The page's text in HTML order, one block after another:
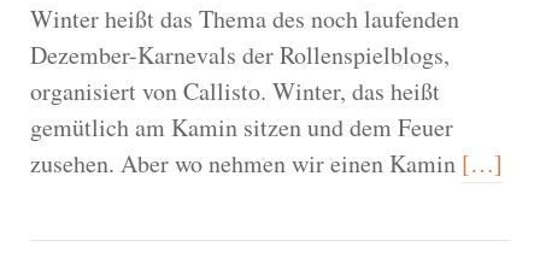
Winter heißt das Thema des noch laufenden
Dezember-Karnevals der Rollenspielblogs,
organisiert von Callisto. Winter, das heißt
gemütlich am Kamin sitzen und dem Feuer
zusehen. Aber wo nehmen wir einen Kamin […]